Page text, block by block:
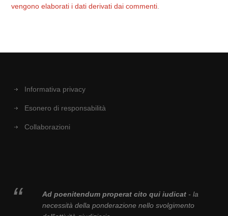
vengono elaborati i dati derivati dai commenti
Informativa privacy
Esonero di responsabilità
Collaborazioni
Ad poenitendum properat cito qui iudicat- la
necessità della ponderazione nello svolgimento